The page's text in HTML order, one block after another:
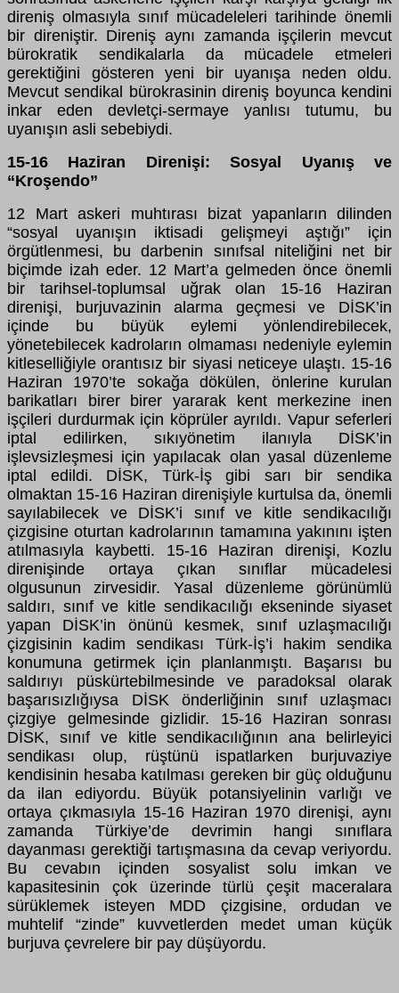
direniş olmasıyla sınıf mücadeleleri tarihinde önemli
bir direniştir. Direniş aynı zamanda işçilerin mevcut
bürokratik sendikalarla da mücadele etmeleri
gerektiğini gösteren yeni bir uyanışa neden oldu.
Mevcut sendikal bürokrasinin direniş boyunca kendini
inkar eden devletçi-sermaye yanlısı tutumu, bu
uyanışın asli sebebiydi.
15-16 Haziran Direnişi: Sosyal Uyanış ve
“Kroşendo”
12 Mart askeri muhtırası bizat yapanların dilinden
“sosyal uyanışın iktisadi gelişmeyi aştığı” için
örgütlenmesi, bu darbenin sınıfsal niteliğini net bir
biçimde izah eder. 12 Mart’a gelmeden önce önemli
bir tarihsel-toplumsal uğrak olan 15-16 Haziran
direnişi, burjuvazinin alarma geçmesi ve DİSK’in
içinde bu büyük eylemi yönlendirebilecek,
yönetebilecek kadroların olmaması nedeniyle eylemin
kitleselliğiyle orantısız bir siyasi neticeye ulaştı. 15-16
Haziran 1970’te sokağa dökülen, önlerine kurulan
barikatları birer birer yararak kent merkezine inen
işçileri durdurmak için köprüler ayrıldı. Vapur seferleri
iptal edilirken, sıkıyönetim ilanıyla DİSK’in
işlevsizleşmesi için yapılacak olan yasal düzenleme
iptal edildi. DİSK, Türk-İş gibi sarı bir sendika
olmaktan 15-16 Haziran direnişiyle kurtulsa da, önemli
sayılabilecek ve DİSK’i sınıf ve kitle sendikacılığı
çizgisine oturtan kadrolarının tamamına yakınını işten
atılmasıyla kaybetti. 15-16 Haziran direnişi, Kozlu
direnişinde ortaya çıkan sınıflar mücadelesi
olgusunun zirvesidir. Yasal düzenleme görünümlü
saldırı, sınıf ve kitle sendikacılığı ekseninde siyaset
yapan DİSK’in önünü kesmek, sınıf uzlaşmacılığı
çizgisinin kadim sendikası Türk-İş’i hakim sendika
konumuna getirmek için planlanmıştı. Başarısı bu
saldırıyı püskürtebilmesinde ve paradoksal olarak
başarısızlığıysa
DİSK önderliğinin sınıf uzlaşmacı
çizgiye gelmesinde gizlidir. 15-16 Haziran sonrası
DİSK, sınıf ve kitle sendikacılığının ana belirleyici
sendikası olup, rüştünü ispatlarken burjuvaziye
kendisinin hesaba katılması gereken bir güç olduğunu
da ilan ediyordu. Büyük potansiyelinin varlığı ve
ortaya çıkmasıyla 15-16 Haziran 1970 direnişi, aynı
zamanda Türkiye’de devrimin hangi sınıflara
dayanması gerektiği tartışmasına da cevap veriyordu.
Bu cevabın içinden sosyalist solu imkan ve
kapasitesinin çok üzerinde türlü çeşit maceralara
sürüklemek isteyen MDD çizgisine, ordudan ve
muhtelif “zinde” kuvvetlerden medet uman küçük
burjuva çevrelere bir pay düşüyordu.